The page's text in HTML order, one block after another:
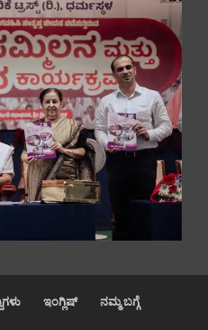
ಇಂಗ್ಲಿಷ್ ನಮ್ಮ ಬಗ್ಗೆ